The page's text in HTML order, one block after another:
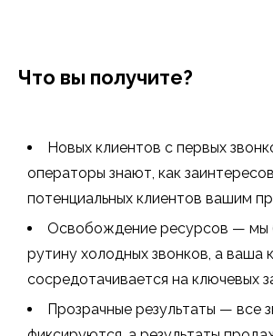
Что вы получите?
Новых клиентов с первых
операторы знают, как
потенциальных клиентов вашим
Освобождение ресурсов — мы
рутину холодных звонков, а ваша
сосредотачивается на ключевых
Прозрачные результаты — все